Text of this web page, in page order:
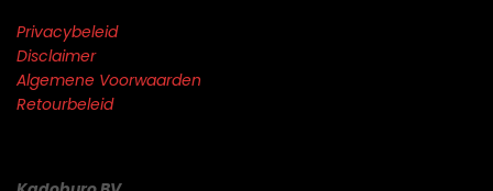
Privacybeleid
Disclaimer
Algemene Voorwaarden
Retourbeleid